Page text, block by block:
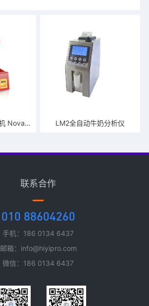
德国盖博 乳脂离心机 Nova Safety LM2全自动牛奶分析仪
联系合作
010 88604260
手机：186 0134 6437
邮箱：info@hiyipro.com
微信：186 0134 6437